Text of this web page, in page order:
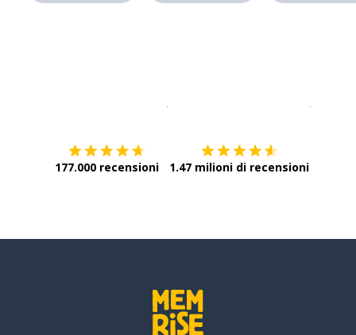
177.000 recensioni 1.47 milioni di recensioni